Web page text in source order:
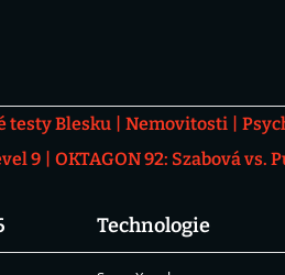
testy Blesku Nemovitosti
9 OKTAGON 92: Szabová vs.
Technologie